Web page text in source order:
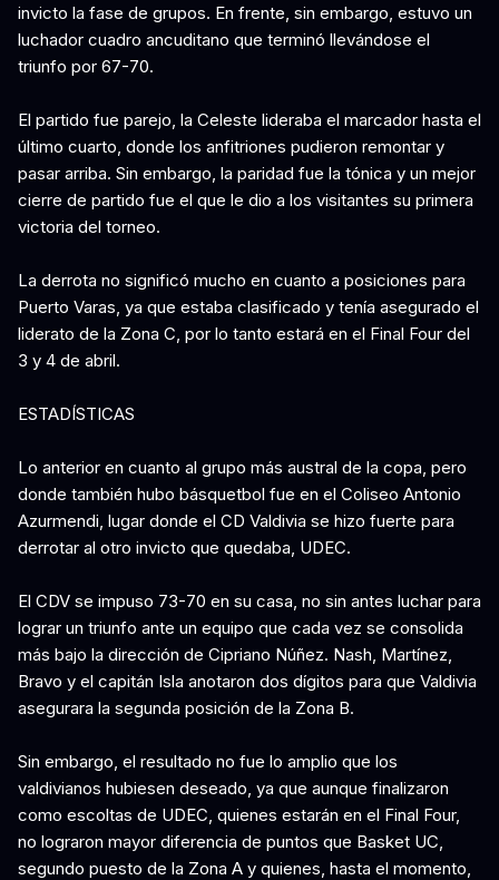
invicto la fase de grupos. En frente, sin embargo, estuvo un
luchador cuadro ancuditano que terminó llevándose el
triunfo por 67-70.
El partido fue parejo, la Celeste lideraba el marcador hasta el
último cuarto, donde los anfitriones pudieron remontar y
pasar arriba. Sin embargo, la paridad fue la tónica y un mejor
cierre de partido fue el que le dio a los visitantes su primera
victoria del torneo.
La derrota no significó mucho en cuanto a posiciones para
Puerto Varas, ya que estaba clasificado y tenía asegurado el
liderato de la Zona C, por lo tanto estará en el Final Four del
3 y 4 de abril.
ESTADÍSTICAS
Lo anterior en cuanto al grupo más austral de la copa, pero
donde también hubo básquetbol fue en el Coliseo Antonio
Azurmendi, lugar donde el CD Valdivia se hizo fuerte para
derrotar al otro invicto que quedaba, UDEC.
El CDV se impuso 73-70 en su casa, no sin antes luchar para
lograr un triunfo ante un equipo que cada vez se consolida
más bajo la dirección de Cipriano Núñez. Nash, Martínez,
Bravo y el capitán Isla anotaron dos dígitos para que Valdivia
asegurara la segunda posición de la Zona B.
Sin embargo, el resultado no fue lo amplio que los
valdivianos hubiesen deseado, ya que aunque finalizaron
como escoltas de UDEC, quienes estarán en el Final Four,
no lograron mayor diferencia de puntos que Basket UC,
segundo puesto de la Zona A y quienes, hasta el momento,